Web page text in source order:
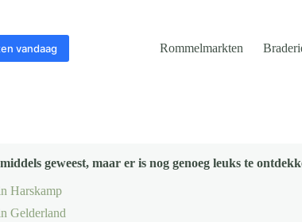
vandaag Rommelmarkten
geweest, maar er is nog genoeg leuks te
Harskamp
Gelderland